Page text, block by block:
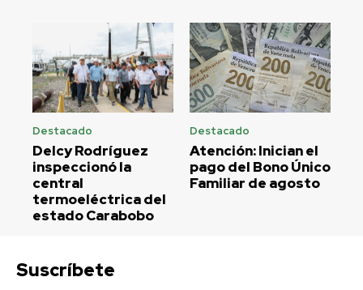
Destacado
Delcy Rodríguez
inspeccionó la
central
termoeléctrica del
estado Carabobo
Destacado
Atención: Inician el
pago del Bono Único
Familiar de agosto
Suscríbete